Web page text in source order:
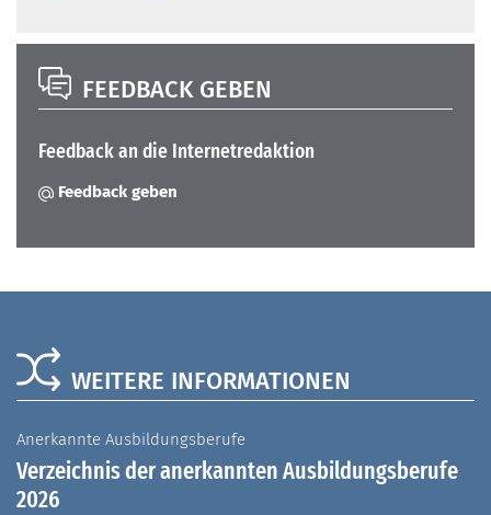
FEEDBACK GEBEN
Feedback an die Internetredaktion
Feedback geben
WEITERE INFORMATIONEN
Anerkannte Ausbildungsberufe
Verzeichnis der anerkannten Ausbildungsberufe
2026